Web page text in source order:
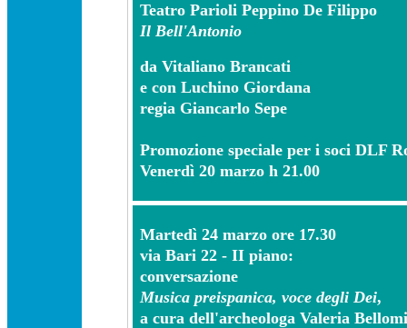
Teatro Parioli Peppino De Filippo
Il Bell'Antonio
da Vitaliano Brancati
e con Luchino Giordana
regia Giancarlo Sepe
Promozione speciale per i soci DLF
Venerdì 20 marzo h 21.00
Martedì 24 marzo ore 17.30
via Bari 22 - II piano:
conversazione
Musica preispanica, voce degli Dei,
a cura dell'archeologa Valeria